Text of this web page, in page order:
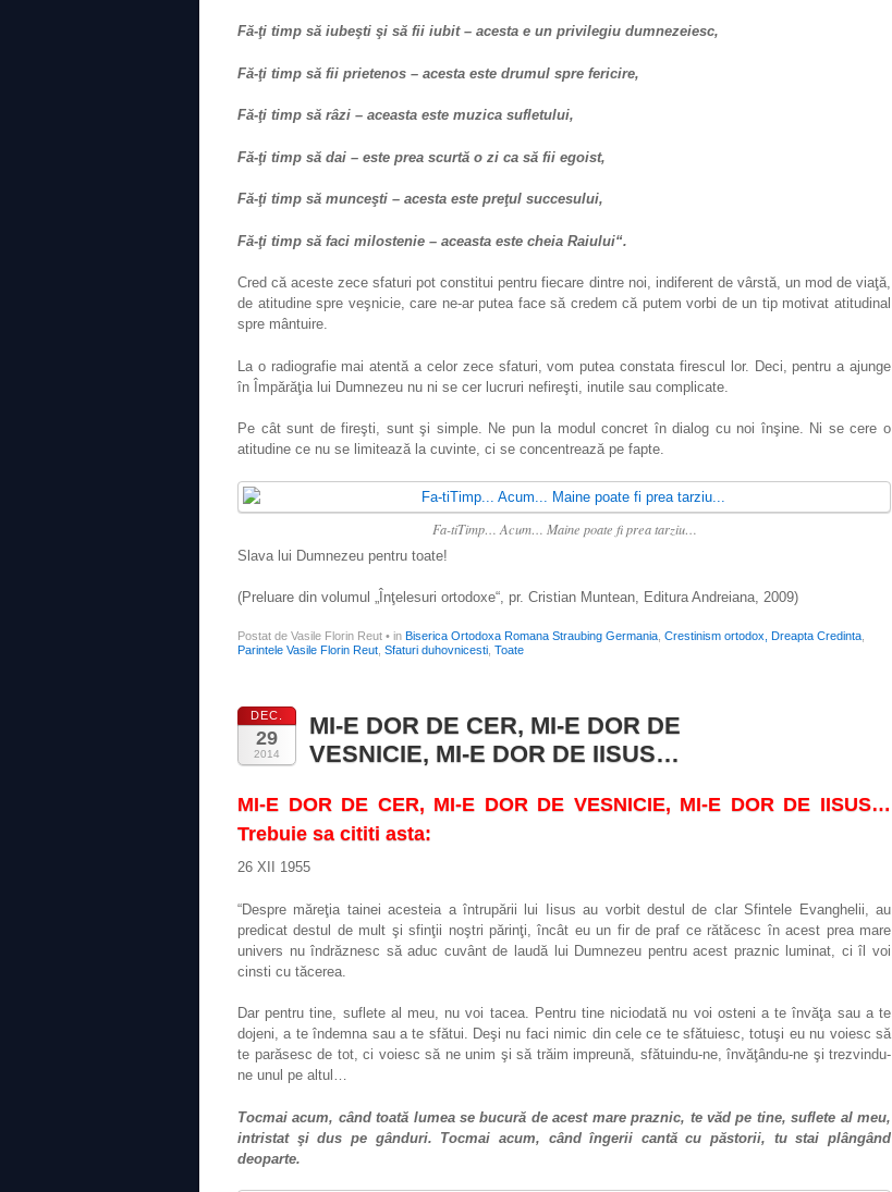
Fă-ţi timp să iubeşti şi să fii iubit – acesta e un privilegiu dumnezeiesc,
Fă-ţi timp să fii prietenos – acesta este drumul spre fericire,
Fă-ţi timp să râzi – aceasta este muzica sufletului,
Fă-ţi timp să dai – este prea scurtă o zi ca să fii egoist,
Fă-ţi timp să munceşti – acesta este preţul succesului,
Fă-ţi timp să faci milostenie – aceasta este cheia Raiului“.
Cred că aceste zece sfaturi pot constitui pentru fiecare dintre noi, indiferent de vârstă, un mod de viaţă,
de atitudine spre veşnicie, care ne-ar putea face să credem că putem vorbi de un tip motivat atitudinal
spre mântuire.
La o radiografie mai atentă a celor zece sfaturi, vom putea constata firescul lor. Deci, pentru a ajunge
în Împărăţia lui Dumnezeu nu ni se cer lucruri nefireşti, inutile sau complicate.
Pe cât sunt de fireşti, sunt şi simple. Ne pun la modul concret în dialog cu noi înşine. Ni se cere o
atitudine ce nu se limitează la cuvinte, ci se concentrează pe fapte.
Fa-tiTimp… Acum… Maine poate fi prea tarziu…
Slava lui Dumnezeu pentru toate!
(Preluare din volumul „Înţelesuri ortodoxe“, pr. Cristian Muntean, Editura Andreiana, 2009)
Postat de Vasile Florin Reut • in Biserica Ortodoxa Romana Straubing Germania Crestinism ortodox, Dreapta Credinta
Parintele Vasile Florin Reut Sfaturi duhovnicesti Toate
DEC.
29
2014
MI-E DOR DE CER, MI-E DOR DE
VESNICIE, MI-E DOR DE IISUS…
MI-E DOR DE CER, MI-E DOR DE VESNICIE, MI-E DOR DE IISUS…
Trebuie sa cititi asta:
26 XII 1955
“Despre măreţia tainei acesteia a întrupării lui Iisus au vorbit destul de clar Sfintele Evanghelii, au
predicat destul de mult şi sfinţii noştri părinţi, încât eu un fir de praf ce rătăcesc în acest prea mare
univers nu îndrăznesc să aduc cuvânt de laudă lui Dumnezeu pentru acest praznic luminat, ci îl voi
cinsti cu tăcerea.
Dar pentru tine, suflete al meu, nu voi tacea. Pentru tine niciodată nu voi osteni a te învăţa sau a te
dojeni, a te îndemna sau a te sfătui. Deşi nu faci nimic din cele ce te sfătuiesc, totuşi eu nu voiesc să
te parăsesc de tot, ci voiesc să ne unim şi să trăim impreună, sfătuindu-ne, învăţându-ne şi trezvindu-
ne unul pe altul…
Tocmai acum, când toată lumea se bucură de acest mare praznic, te văd pe tine, suflete al meu,
intristat şi dus pe gânduri. Tocmai acum, când îngerii cantă cu păstorii, tu stai plângând
deoparte.